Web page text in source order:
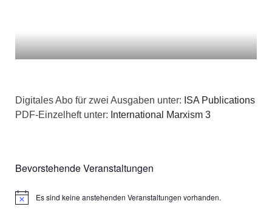
Digitales Abo für zwei Ausgaben unter: ISA Publications
PDF-Einzelheft unter: International Marxism 3
Bevorstehende Veranstaltungen
HinweisEs sind keine anstehenden Veranstaltungen vorhanden.